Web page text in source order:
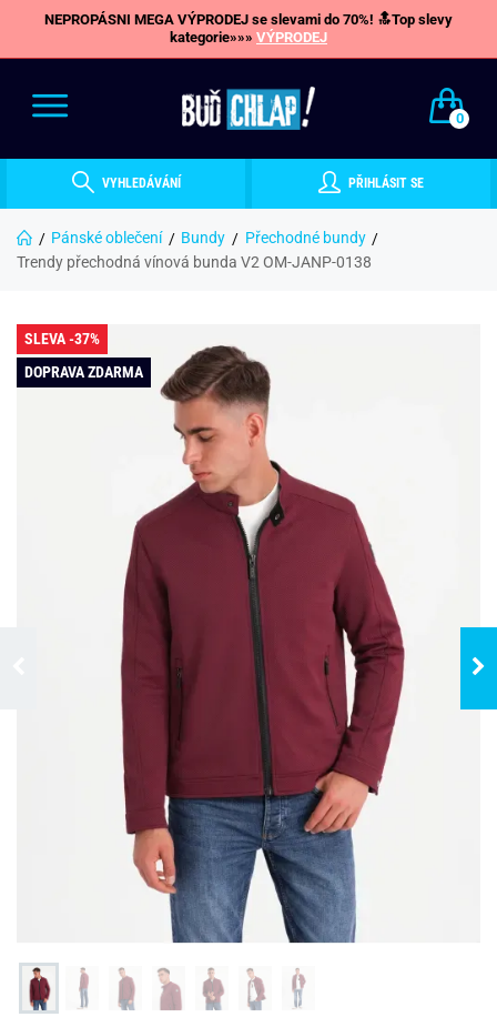
NEPROPÁSNI MEGA VÝPRODEJ se slevami do 70%! 🔝Top slevy
kategorie»»» VÝPRODEJ
0
VYHLEDÁVÁNÍ PŘIHLÁSIT SE
Pánské oblečení Bundy
Přechodné bundy
Trendy přechodná vínová bunda V2 OM-JANP-0138
SLEVA -37%
DOPRAVA ZDARMA